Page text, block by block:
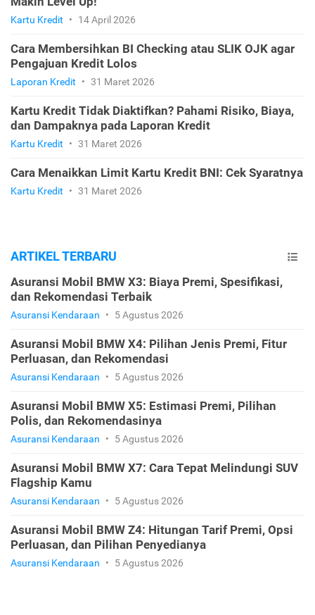
Kartu Kredit • 14 April 2026
Cara Membersihkan BI Checking atau SLIK OJK agar
Pengajuan Kredit Lolos
Laporan Kredit • 31 Maret 2026
Kartu Kredit Tidak Diaktifkan? Pahami Risiko, Biaya,
dan Dampaknya pada Laporan Kredit
Kartu Kredit • 31 Maret 2026
Cara Menaikkan Limit Kartu Kredit BNI: Cek Syaratnya
Kartu Kredit • 31 Maret 2026
ARTIKEL TERBARU
Asuransi Mobil BMW X3: Biaya Premi, Spesifikasi,
dan Rekomendasi Terbaik
Asuransi Kendaraan • 5 Agustus 2026
Asuransi Mobil BMW X4: Pilihan Jenis Premi, Fitur
Perluasan, dan Rekomendasi
Asuransi Kendaraan • 5 Agustus 2026
Asuransi Mobil BMW X5: Estimasi Premi, Pilihan
Polis, dan Rekomendasinya
Asuransi Kendaraan • 5 Agustus 2026
Asuransi Mobil BMW X7: Cara Tepat Melindungi SUV
Flagship Kamu
Asuransi Kendaraan • 5 Agustus 2026
Asuransi Mobil BMW Z4: Hitungan Tarif Premi, Opsi
Perluasan, dan Pilihan Penyedianya
Asuransi Kendaraan • 5 Agustus 2026